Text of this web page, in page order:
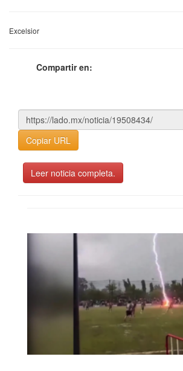
Excelsior
Compartir en:
Copiar URL
Leer noticia completa.